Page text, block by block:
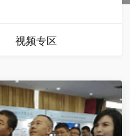
视频专区